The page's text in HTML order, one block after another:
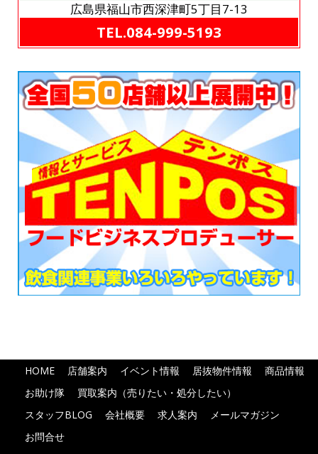
広島県福山市西深津町5丁目7-13
TEL.084-999-5193
HOME 店舗案内 イベント情報 居抜物件情報
商品情報
お助け隊
買取案内（売りたい・処分したい）
スタッフBLOG
会社概要 求人案内
メールマガジン
お問合せ